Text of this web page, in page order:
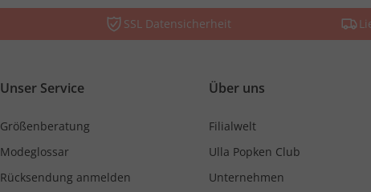
SSL Datensicherheit
Unser Service
Größenberatung
Modeglossar
Rücksendung anmelden
Über uns
Filialwelt
Ulla Popken Club
Unternehmen